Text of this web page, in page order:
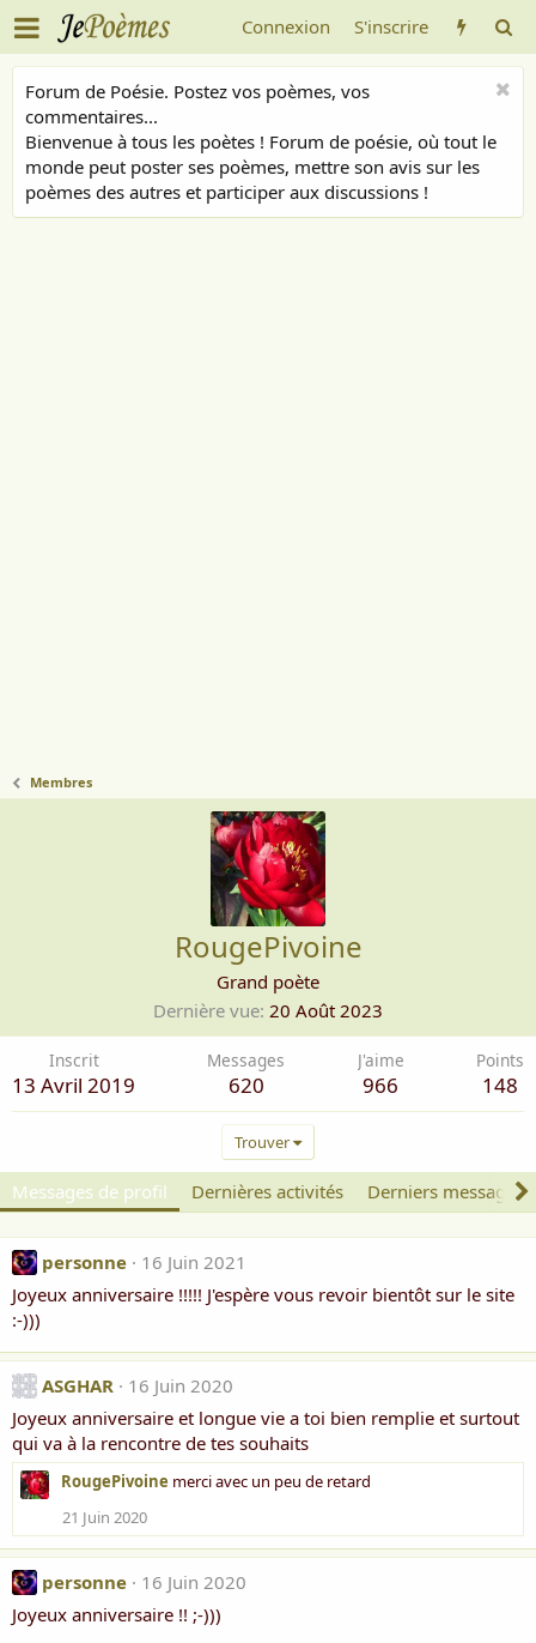
Connexion S'inscrire
Forum de Poésie. Postez vos poèmes, vos
commentaires...
Bienvenue à tous les poètes ! Forum de poésie, où tout le
monde peut poster ses poèmes, mettre son avis sur les
poèmes des autres et participer aux discussions !
Membres
RougePivoine
Grand poète
Dernière vue 20 Août 2023
Inscrit
13 Avril 2019
Messages
620
J'aime
966
Points
148
Trouver
Messages de profil Dernières activités Derniers messages
personne
16 Juin 2021
Joyeux anniversaire !!!!! J'espère vous revoir bientôt sur le site
:-)))
ASGHAR
16 Juin 2020
Joyeux anniversaire et longue vie a toi bien remplie et surtout
qui va à la rencontre de tes souhaits
RougePivoine merci avec un peu de retard
21 Juin 2020
personne
16 Juin 2020
Joyeux anniversaire !! ;-)))